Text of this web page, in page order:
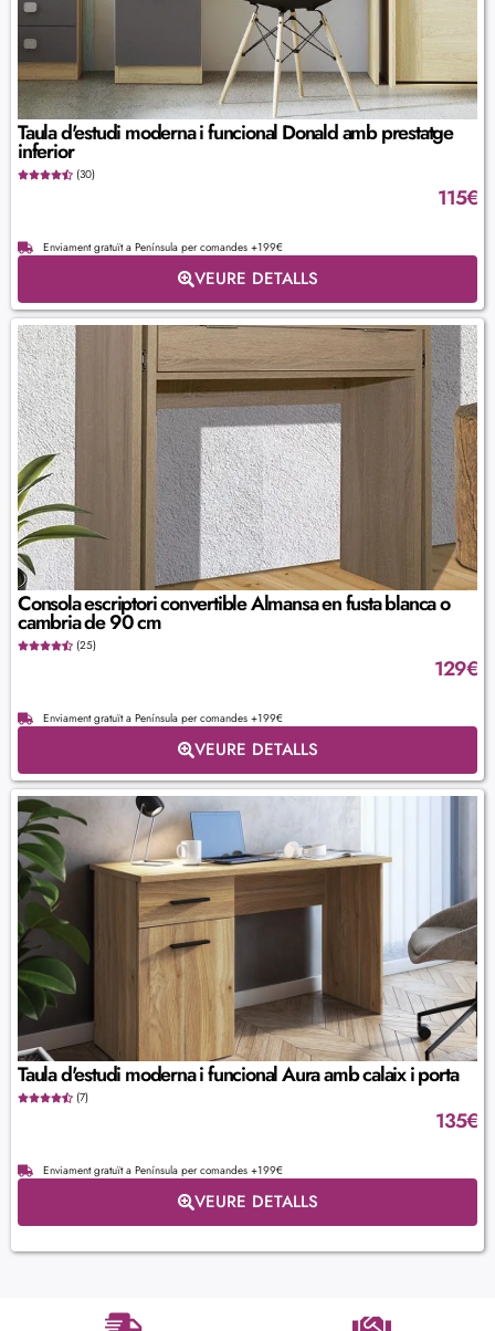
Taula d'estudi moderna i funcional Donald amb prestatge
inferior
(30)
115€
Enviament gratuït a Península per comandes +199€
VEURE DETALLS
Consola escriptori convertible Almansa en fusta blanca o
cambria de 90 cm
(25)
129€
Enviament gratuït a Península per comandes +199€
VEURE DETALLS
Taula d'estudi moderna i funcional Aura amb calaix i porta
(7)
135€
Enviament gratuït a Península per comandes +199€
VEURE DETALLS